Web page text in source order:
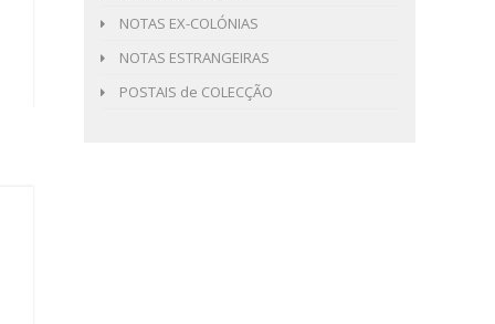
NOTAS EX-COLÓNIAS
NOTAS ESTRANGEIRAS
POSTAIS de COLECÇÃO